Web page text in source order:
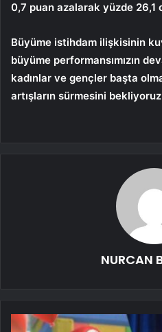
0,7 puan azalarak yüzde
Büyüme istihdam ilişkisinin
büyüme performansımızın
kadınlar ve gençler başta
artışların sürmesini
NURCAN